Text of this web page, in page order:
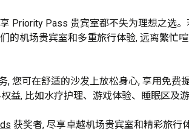
Priority Pass 贵宾室都不失为理想之选
的机场贵宾室和多重旅行体验, 远离繁忙
您可在舒适的沙发上放松身心, 享用免费
益, 比如水疗护理、游戏体验、睡眠区及游
获奖者, 尽享卓越机场贵宾室和精彩旅行体